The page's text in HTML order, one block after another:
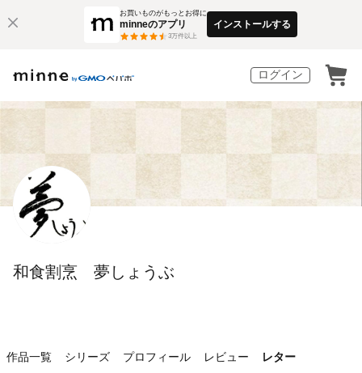
お買いものがもっとお得に
minneのアプリ
3万件以上
インストールする
ログイン
和食割烹 夢しょうぶ
作品一覧 シリーズ プロフィール レビュー レター